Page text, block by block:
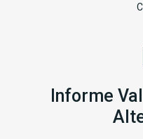
Informe